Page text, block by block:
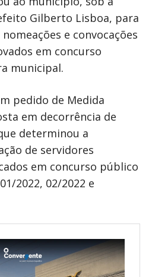
Gilberto Lisboa, para
e convocações
em concurso
municipal.
pedido de Medida
em decorrência de
determinou a
de servidores
em concurso público
2022, 02/2022 e